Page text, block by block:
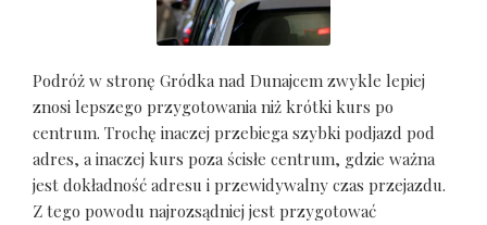
Podróż w stronę Gródka nad Dunajcem zwykle lepiej
znosi lepszego przygotowania niż krótki kurs po
centrum. Trochę inaczej przebiega szybki podjazd pod
adres, a inaczej kurs poza ścisłe centrum, gdzie ważna
jest dokładność adresu i przewidywalny czas przejazdu.
Z tego powodu najrozsądniej jest przygotować